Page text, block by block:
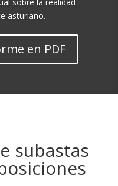
sobre la realidad
asturiano.
en PDF
subastas